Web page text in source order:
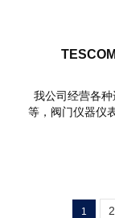
我公司经营各
等，阀门仪器仪
1 2